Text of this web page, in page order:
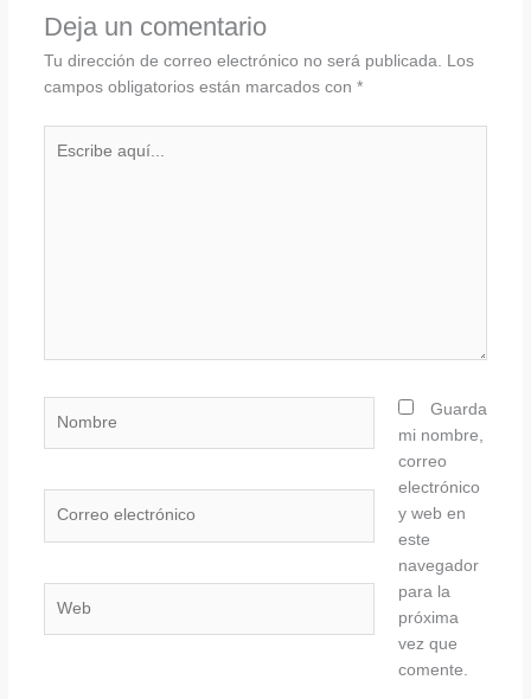
Deja un comentario
Tu dirección de correo electrónico no será publicada. Los
campos obligatorios están marcados con *
aquí...
Guarda
mi nombre,
correo
electrónico
y web en
este
navegador
para la
próxima
vez que
comente.